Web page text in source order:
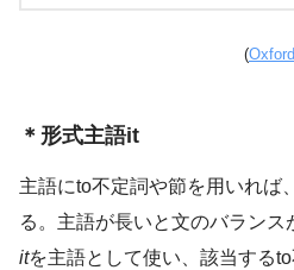
(
＊形式主語it
主語にto不定詞や節を用いれば
る。主語が長いと文のバランス
itを主語として使い、該当する